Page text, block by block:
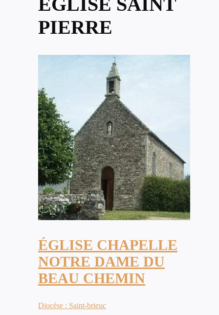
PIERRE
ÉGLISE CHAPELLE
NOTRE DAME DU
BEAU CHEMIN
Diocèse : Saint-brieuc